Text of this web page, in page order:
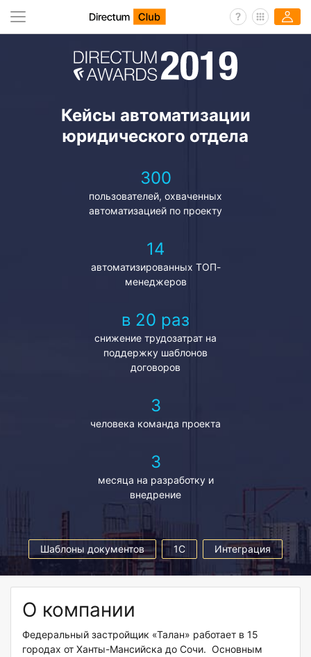
Кейсы автоматизации
юридического отдела
300
пользователей, охваченных
автоматизацией по проекту
14
автоматизированных ТОП-
менеджеров
в 20 раз
снижение трудозатрат на
поддержку шаблонов
договоров
3
человека команда проекта
3
месяца на разработку и
внедрение
Шаблоны документов 1C Интеграция
О компании
Федеральный застройщик «Талан» работает в 15
городах от Ханты-Мансийска до Сочи. Основным